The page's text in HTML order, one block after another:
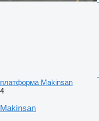
платформа Makinsan
4
Makinsan